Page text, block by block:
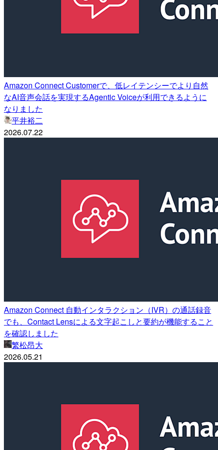
Amazon Connect Customerで、低レイテンシーでより自然
なAI音声会話を実現するAgentic Voiceが利用できるように
なりました
平井裕二
2026.07.22
Amazon Connect 自動インタラクション（IVR）の通話録音
でも、Contact Lensによる文字起こしと要約が機能すること
を確認しました
繁松昂大
2026.05.21